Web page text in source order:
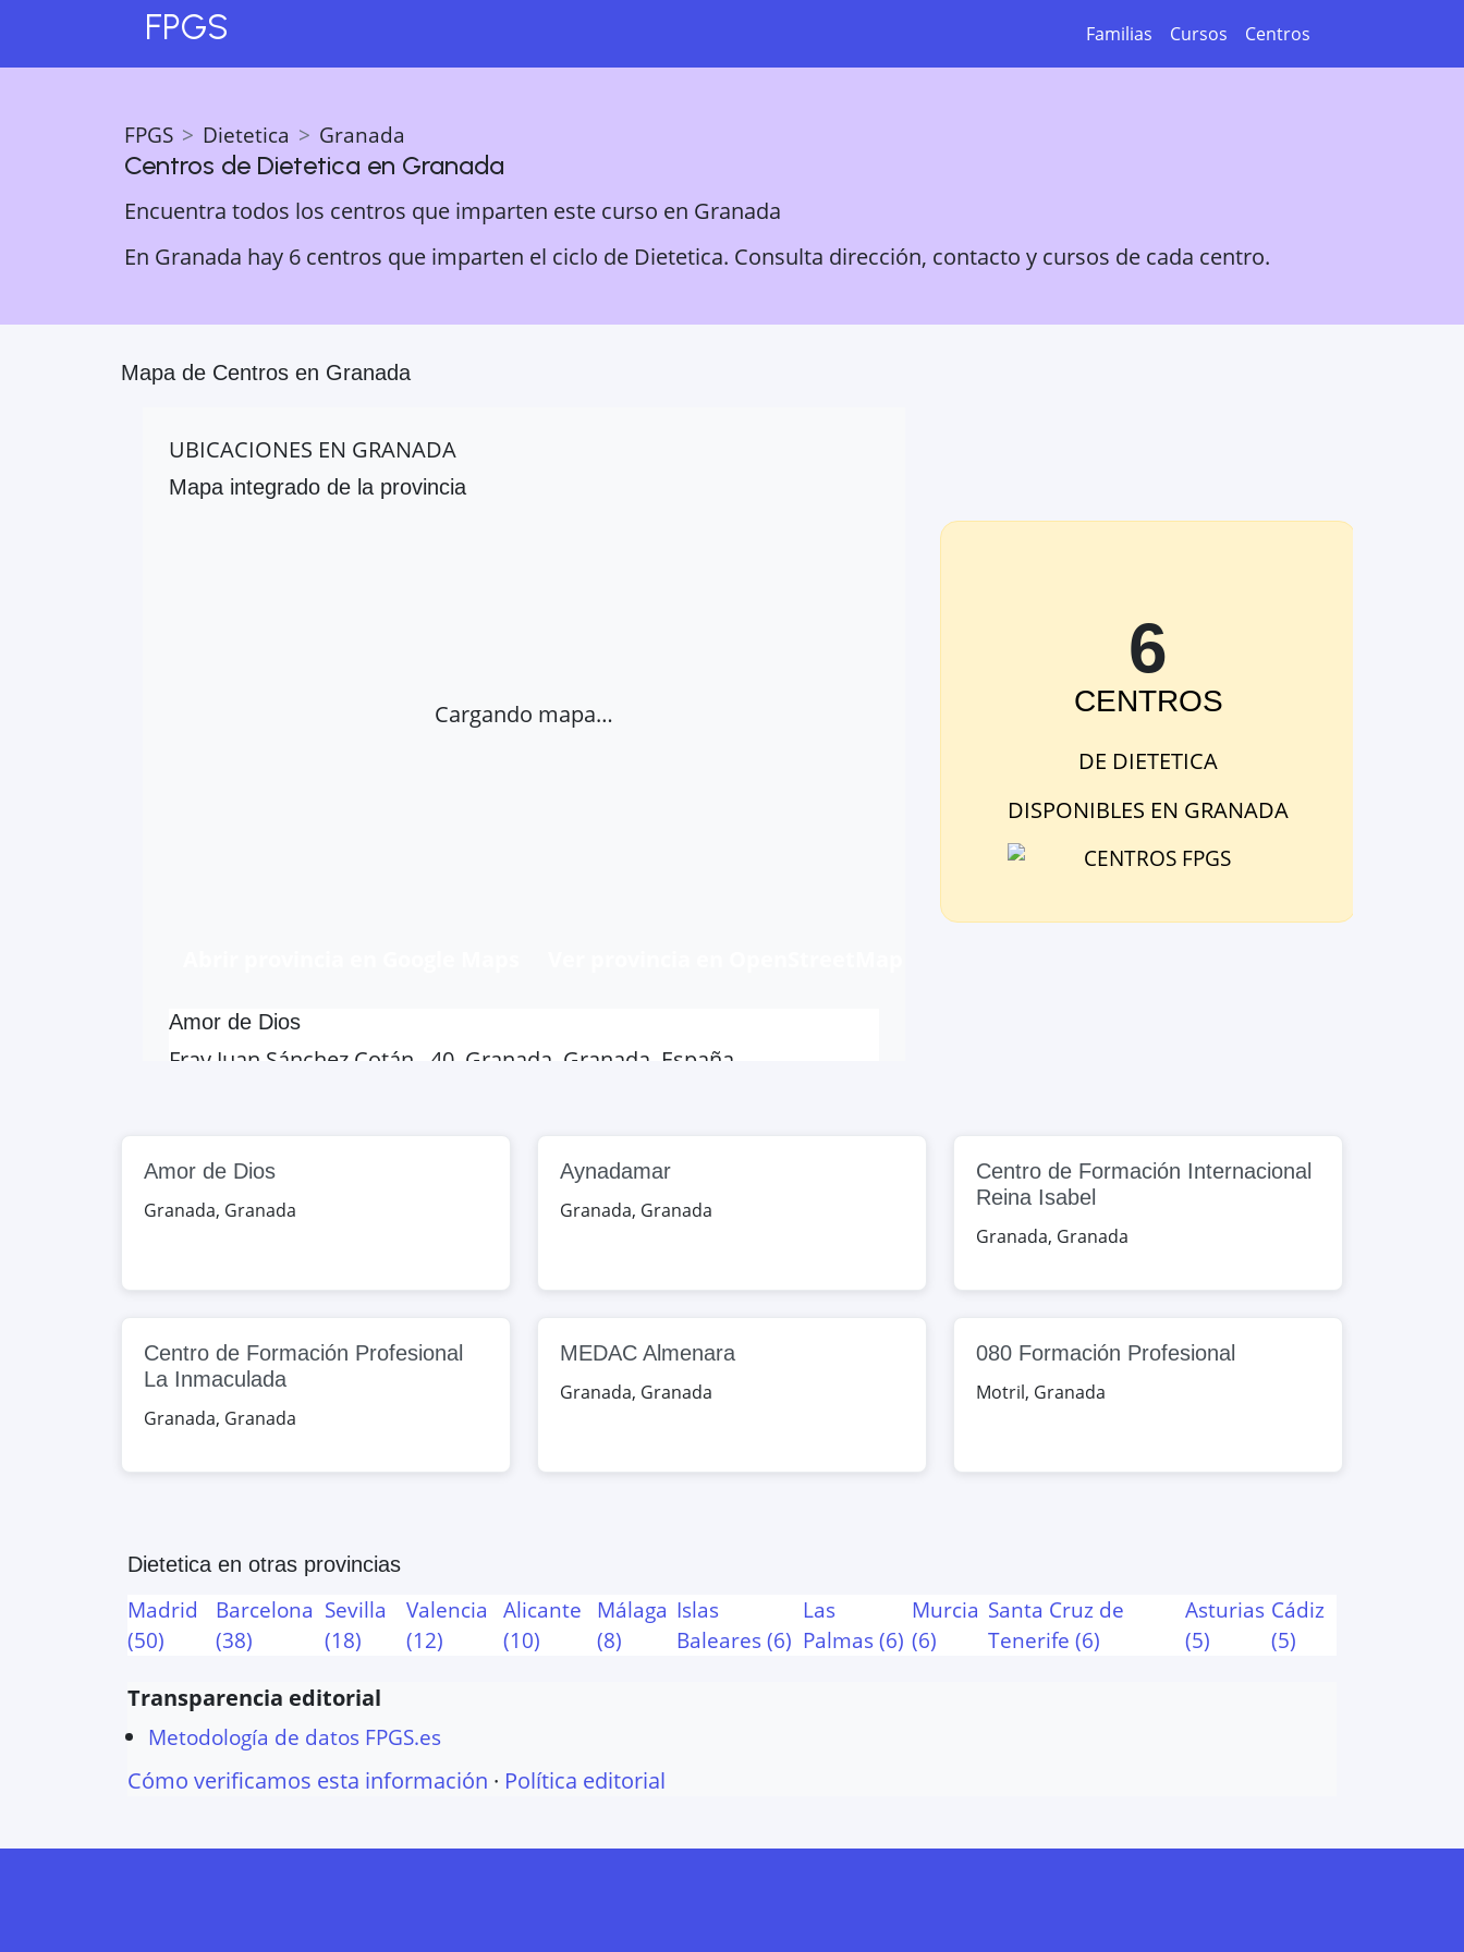
FPGS Familias Cursos Centros
FPGS Dietetica Granada
Centros de Dietetica en Granada
Encuentra todos los centros que imparten este curso en Granada
En Granada hay 6 centros que imparten el ciclo de Dietetica. Consulta dirección, contacto y cursos de cada centro.
Mapa de Centros en Granada
UBICACIONES EN GRANADA
Mapa integrado de la provincia
Cargando mapa…
Amor de Dios
Fray Juan Sánchez Cotán , 40, Granada, Granada, España
Paseo de Cartuja, s/n, Granada, Granada, España
Google Maps
Centro de Formación Profesional La Inmaculada
de Andalucia, 115, Granada, Granada, España
Google Maps
OpenStreetMap
de la Celulosa s/n, Centro Desarrollo Turistico, Edificio 2, Motril,
Granada, España
6
CENTROS
DE DIETETICA
DISPONIBLES EN GRANADA
Amor de Dios
Granada, Granada
Aynadamar
Granada, Granada
Centro de Formación Internacional
Reina Isabel
Granada, Granada
Centro de Formación Profesional
La Inmaculada
Granada, Granada
MEDAC Almenara
Granada, Granada
080 Formación Profesional
Motril, Granada
Dietetica en otras provincias
Madrid
(50)
Barcelona
(38)
Sevilla
(18)
Valencia
(12)
Alicante
(10)
Málaga
(8)
Islas
Baleares(6)
Las
Palmas(6)
Murcia
(6)
Santa Cruz de
Tenerife (6)
Asturias
(5)
Cádiz
(5)
Transparencia editorial
Metodología de datos FPGS.es
Cómo verificamos esta información · Política editorial